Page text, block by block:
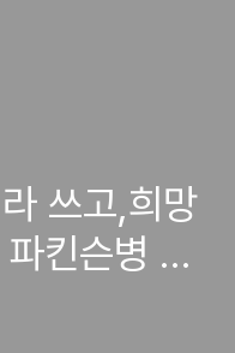
쓰고,희망
킨슨병 전